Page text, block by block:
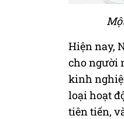
Hiện nay,
cho người
kinh
loại hoạt
tiên tiến,